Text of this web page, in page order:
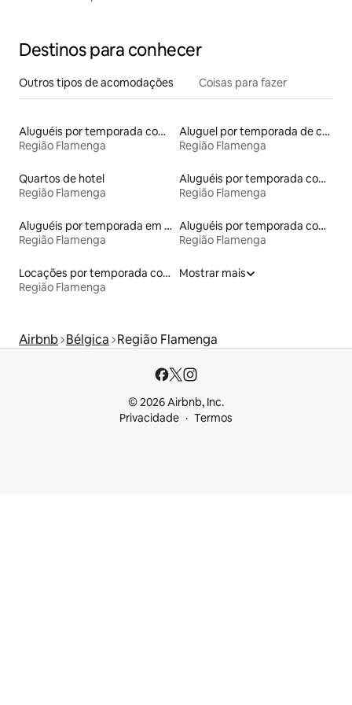
Destinos para conhecer
Outros tipos de acomodações Coisas para fazer
Aluguéis por temporada com sauna
Região Flamenga
Aluguel por temporada de casas de hóspedes
Região Flamenga
Quartos de hotel
Região Flamenga
Aluguéis por temporada com caiaque
Região Flamenga
Aluguéis por temporada em albergue
Região Flamenga
Aluguéis por temporada com acesso ao lago
Região Flamenga
Locações por temporada com piscina
Região Flamenga
Mostrar mais
Airbnb Bélgica Região Flamenga
© 2026 Airbnb, Inc.
Privacidade
Termos